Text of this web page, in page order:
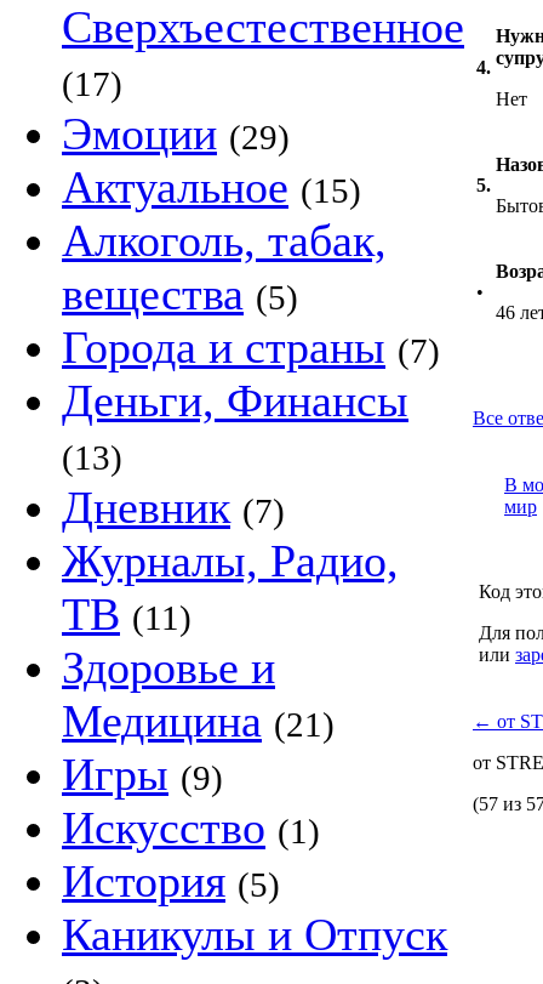
Сверхъестественное
(17)
Эмоции (29)
Актуальное (15)
Алкоголь, табак,
вещества (5)
Города и страны (7)
Деньги, Финансы
(13)
Дневник (7)
Журналы, Радио,
ТВ (11)
Здоровье и
Медицина (21)
Игры (9)
Искусство (1)
История (5)
Каникулы и Отпуск
4.
Нет
5.
•
46
Все
В
мир
Код
Для
или
← от
от
(57 из